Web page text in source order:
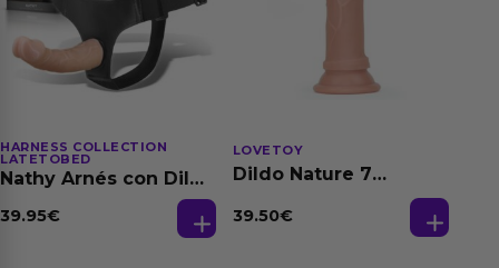
HARNESS COLLECTION
LATETOBED
Nathy Arnés con Dildo
39.95€
LOVETOY
Dildo Nature 7
Natural
39.50€